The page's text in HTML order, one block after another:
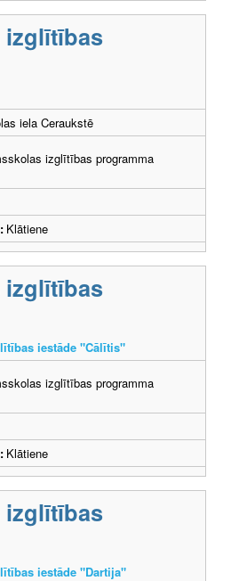
izglītības
iela Ceraukstē
izglītības programma
Klātiene
izglītības
iestāde "Cālītis"
izglītības programma
Klātiene
izglītības
iestāde "Dartija"